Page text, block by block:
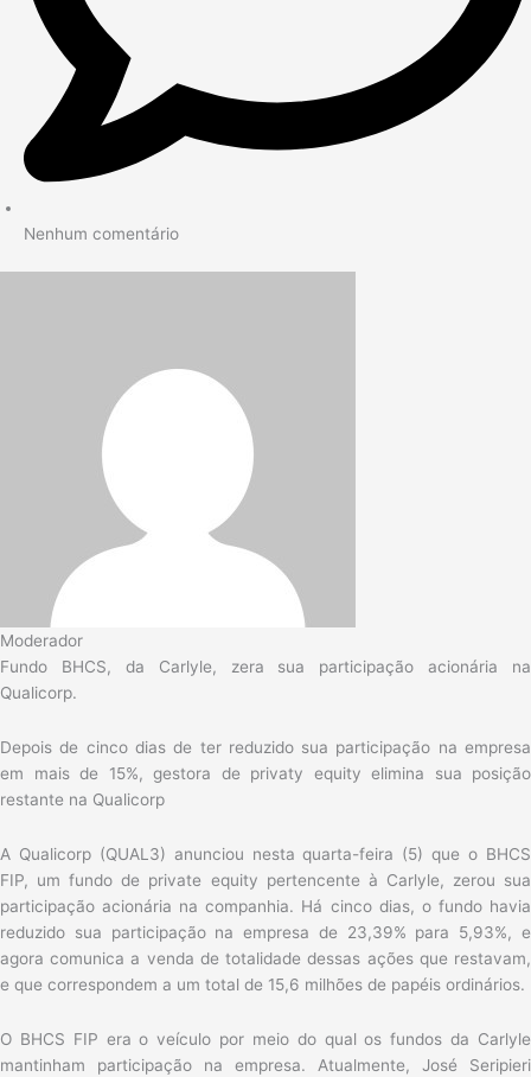
Nenhum comentário
Moderador
Fundo BHCS, da Carlyle, zera sua participação acionária na
Qualicorp.
Depois de cinco dias de ter reduzido sua participação na empresa
em mais de 15%, gestora de privaty equity elimina sua posição
restante na Qualicorp
A Qualicorp (QUAL3) anunciou nesta quarta-feira (5) que o BHCS
FIP, um fundo de private equity pertencente à Carlyle, zerou sua
participação acionária na companhia. Há cinco dias, o fundo havia
reduzido sua participação na empresa de 23,39% para 5,93%, e
agora comunica a venda de totalidade dessas ações que restavam,
e que correspondem a um total de 15,6 milhões de papéis ordinários.
O BHCS FIP era o veículo por meio do qual os fundos da Carlyle
mantinham participação na empresa. Atualmente, José Seripieri